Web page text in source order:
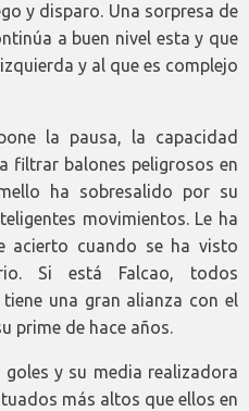
y disparo. Una sorpresa de
a buen nivel esta y que
y al que es complejo
la pausa, la capacidad
filtrar balones peligrosos en
ha sobresalido por su
movimientos. Le ha
acierto cuando se ha visto
Si está Falcao, todos
una gran alianza con el
prime de hace años.
goles y su media realizadora
más altos que ellos en